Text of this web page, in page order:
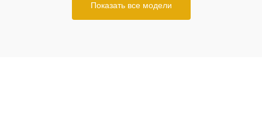
Показать все модели